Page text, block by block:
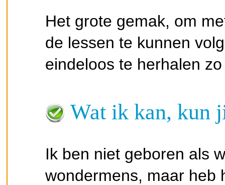
Het grote gemak, om
de lessen te kunnen
eindeloos te herhalen
Wat ik kan, kun
Ik ben niet geboren als
wondermens, maar heb